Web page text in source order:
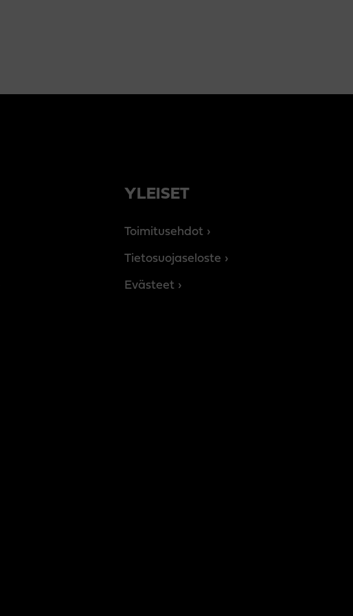
YLEISET
Toimitusehdot
Tietosuojaseloste
Evästeet